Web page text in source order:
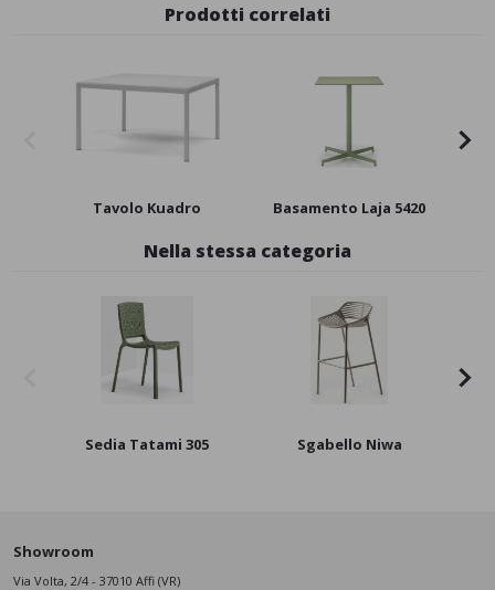
Prodotti correlati
Tavolo Kuadro Basamento Laja 5420
Nella stessa categoria
Sedia Tatami 305 Sgabello Niwa
Showroom
Via Volta, 2/4 - 37010 Affi (VR)